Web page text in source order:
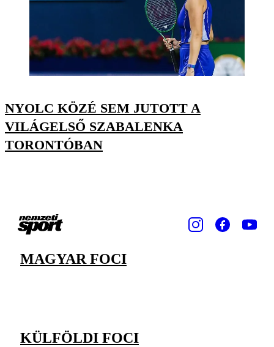
NYOLC KÖZÉ SEM JUTOTT A
VILÁGELSŐ SZABALENKA
TORONTÓBAN
MAGYAR FOCI
KÜLFÖLDI FOCI